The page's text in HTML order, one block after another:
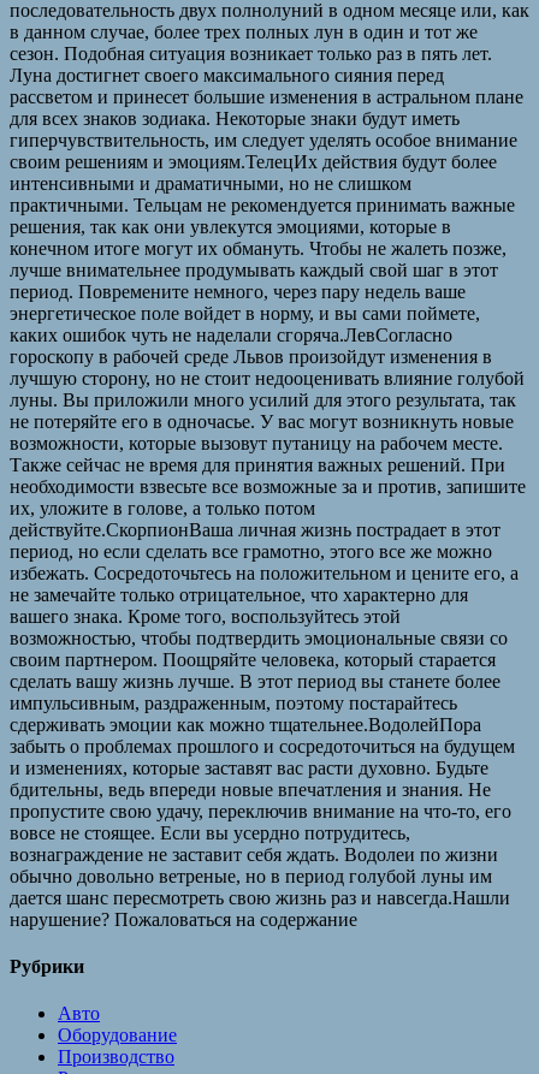
последовательность двух полнолуний в одном месяце или, как
в данном случае, более трех полных лун в один и тот же
сезон. Подобная ситуация возникает только раз в пять лет.
Луна достигнет своего максимального сияния перед
рассветом и принесет большие изменения в астральном плане
для всех знаков зодиака. Некоторые знаки будут иметь
гиперчувствительность, им следует уделять особое внимание
своим решениям и эмоциям.ТелецИх действия будут более
интенсивными и драматичными, но не слишком
практичными. Тельцам не рекомендуется принимать важные
решения, так как они увлекутся эмоциями, которые в
конечном итоге могут их обмануть. Чтобы не жалеть позже,
лучше внимательнее продумывать каждый свой шаг в этот
период. Повремените немного, через пару недель ваше
энергетическое поле войдет в норму, и вы сами поймете,
каких ошибок чуть не наделали сгоряча.ЛевСогласно
гороскопу в рабочей среде Львов произойдут изменения в
лучшую сторону, но не стоит недооценивать влияние голубой
луны. Вы приложили много усилий для этого результата, так
не потеряйте его в одночасье. У вас могут возникнуть новые
возможности, которые вызовут путаницу на рабочем месте.
Также сейчас не время для принятия важных решений. При
необходимости взвесьте все возможные за и против, запишите
их, уложите в голове, а только потом
действуйте.СкорпионВаша личная жизнь пострадает в этот
период, но если сделать все грамотно, этого все же можно
избежать. Сосредоточьтесь на положительном и цените его, а
не замечайте только отрицательное, что характерно для
вашего знака. Кроме того, воспользуйтесь этой
возможностью, чтобы подтвердить эмоциональные связи со
своим партнером. Поощряйте человека, который старается
сделать вашу жизнь лучше. В этот период вы станете более
импульсивным, раздраженным, поэтому постарайтесь
сдерживать эмоции как можно тщательнее.ВодолейПора
забыть о проблемах прошлого и сосредоточиться на будущем
и изменениях, которые заставят вас расти духовно. Будьте
бдительны, ведь впереди новые впечатления и знания. Не
пропустите свою удачу, переключив внимание на что-то, его
вовсе не стоящее. Если вы усердно потрудитесь,
вознаграждение не заставит себя ждать. Водолеи по жизни
обычно довольно ветреные, но в период голубой луны им
дается шанс пересмотреть свою жизнь раз и навсегда.Нашли
нарушение? Пожаловаться на содержание
Рубрики
Авто
Оборудование
Производство